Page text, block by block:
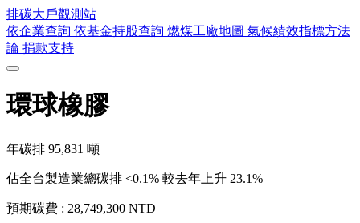
排碳大戶觀測站
依企業查詢 依基金持股查詢 燃煤工廠地圖 氣候績效指標方法
論 捐款支持
環球橡膠
年碳排 95,831 噸
佔全台製造業總碳排 <0.1% 較去年上升 23.1%
預期碳費 : 28,749,300 NTD